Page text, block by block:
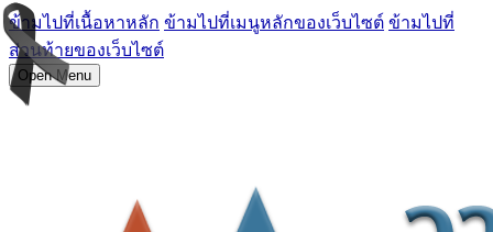
ข้ามไปที่เนื้อหาหลัก ข้ามไปที่เมนูหลักของเว็บไซต์ ข้ามไปที่
ส่วนท้ายของเว็บไซต์
Open Menu